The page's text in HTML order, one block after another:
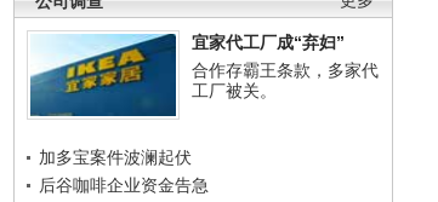
宜家代工厂成“弃妇”
合作存霸王条款，多家代
工厂被关。
加多宝案件波澜起伏
后谷咖啡企业资金告急